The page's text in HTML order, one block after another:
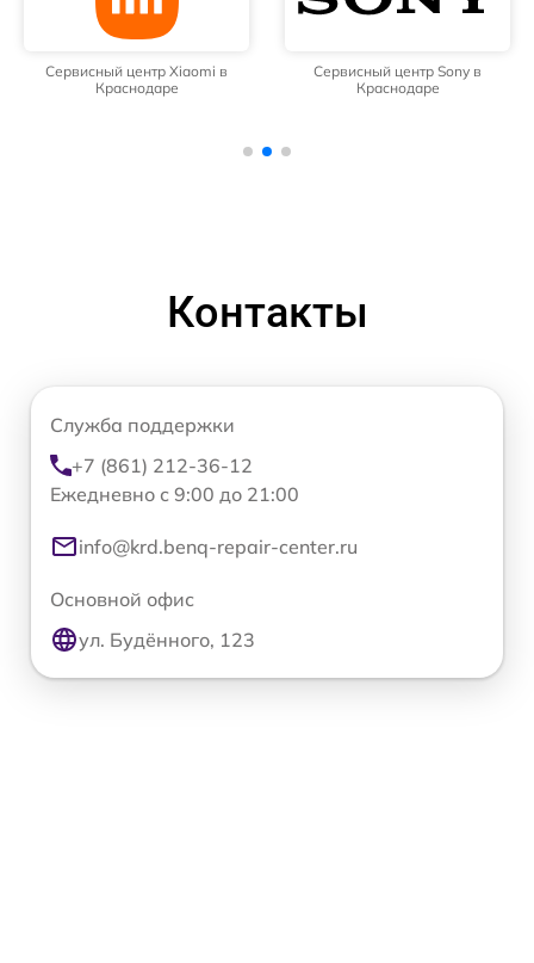
Сервисный центр Xiaomi в
Краснодаре
Сервисный центр Sony в
Краснодаре
Контакты
Служба поддержки
+7 (861) 212-36-12
Ежедневно с 9:00 до 21:00
info@krd.benq-repair-center.ru
Основной офис
ул. Будённого, 123